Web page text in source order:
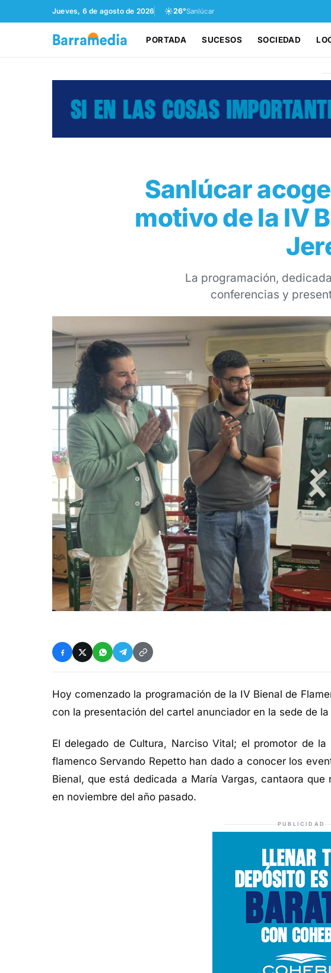
Jueves, 6 de agosto de 2026 ☀️26°Sanlúcar
PORTADA SUCESOS SOCIEDAD
Sanlúcar
motivo de la IV
La programación,
conferencias y
Hoy comenzado la programación de la IV Bienal de
con la presentación del cartel anunciador en la sede de la
El delegado de Cultura, Narciso Vital; el promotor de la
flamenco Servando Repetto han dado a conocer los
Bienal, que está dedicada a María Vargas, cantaora
en noviembre del año pasado.
PUBLICIDAD